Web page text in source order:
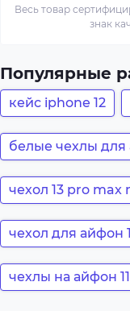
Весь товар
знак
Популярные
кейс iphone 12
белые чехлы для
чехол 13 pro max
чехол для айфон
чехлы на айфон